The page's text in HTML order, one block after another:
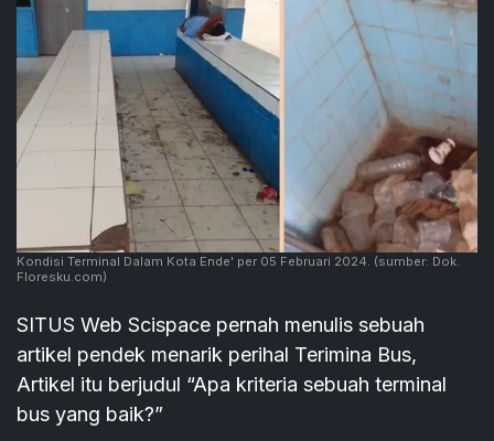
Kondisi Terminal Dalam Kota Ende' per 05 Februari 2024. (sumber: Dok.
Floresku.com)
SITUS Web Scispace pernah menulis sebuah
artikel pendek menarik perihal Terimina Bus,
Artikel itu berjudul “Apa kriteria sebuah terminal
bus yang baik?”